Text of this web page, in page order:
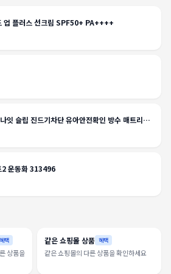
업 플러스 선크림 SPF50+ PA++++
잇 슬립 진드기차단 유아안전확인 방수 매트리스
2 운동화 313496
혜택
상품을
같은 쇼핑몰 상품 혜택
같은 쇼핑몰의 다른 상품을 확인하세요